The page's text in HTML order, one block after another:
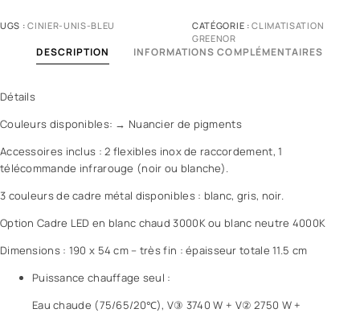
UGS :CINIER-UNIS-BLEU CATÉGORIE :CLIMATISATION
GREENOR
DESCRIPTION INFORMATIONS COMPLÉMENTAIRES
Détails
Couleurs disponibles: → Nuancier de pigments
Accessoires inclus : 2 flexibles inox de raccordement, 1
télécommande infrarouge (noir ou blanche).
3 couleurs de cadre métal disponibles : blanc, gris, noir.
Option Cadre LED en blanc chaud 3000K ou blanc neutre 4000K
Dimensions : 190 x 54 cm – très fin : épaisseur totale 11.5 cm
Puissance chauffage seul :
Eau chaude (75/65/20℃), V③ 3740 W + V② 2750 W +